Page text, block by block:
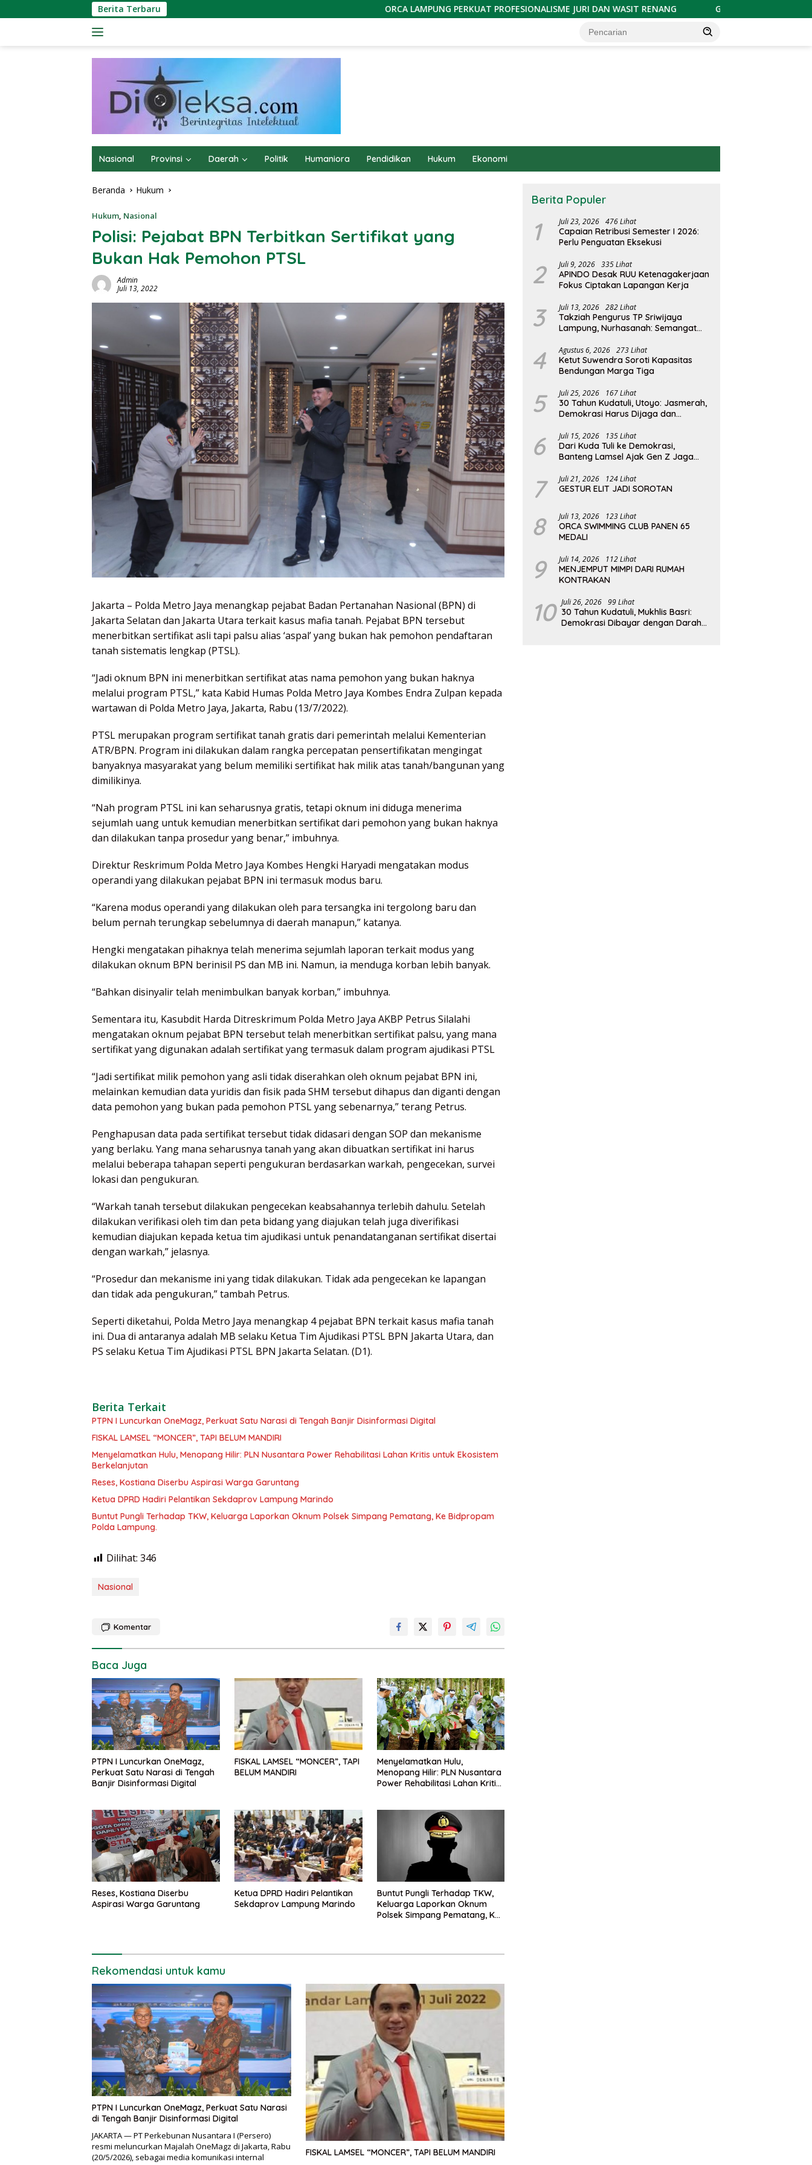
ke
Berita Terbaru ORCA LAMPUNG PERKUAT PROFESIONALISME JURI DAN WASIT RENANG GOLKAR GELAR FUN GAME DOMINO/
Nasional Provinsi Daerah Politik Humaniora Pendidikan Hukum Ekonomi
Beranda Hukum
Hukum, Nasional
Polisi: Pejabat BPN Terbitkan Sertifikat yang
Bukan Hak Pemohon PTSL
Admin
Juli 13, 2022
Jakarta – Polda Metro Jaya menangkap pejabat Badan Pertanahan Nasional (BPN) di
Jakarta Selatan dan Jakarta Utara terkait kasus mafia tanah. Pejabat BPN tersebut
menerbitkan sertifikat asli tapi palsu alias ‘aspal’ yang bukan hak pemohon pendaftaran
tanah sistematis lengkap (PTSL).
“Jadi oknum BPN ini menerbitkan sertifikat atas nama pemohon yang bukan haknya
melalui program PTSL,” kata Kabid Humas Polda Metro Jaya Kombes Endra Zulpan kepada
wartawan di Polda Metro Jaya, Jakarta, Rabu (13/7/2022).
PTSL merupakan program sertifikat tanah gratis dari pemerintah melalui Kementerian
ATR/BPN. Program ini dilakukan dalam rangka percepatan pensertifikatan mengingat
banyaknya masyarakat yang belum memiliki sertifikat hak milik atas tanah/bangunan yang
dimilikinya.
“Nah program PTSL ini kan seharusnya gratis, tetapi oknum ini diduga menerima
sejumlah uang untuk kemudian menerbitkan sertifikat dari pemohon yang bukan haknya
dan dilakukan tanpa prosedur yang benar,” imbuhnya.
Direktur Reskrimum Polda Metro Jaya Kombes Hengki Haryadi mengatakan modus
operandi yang dilakukan pejabat BPN ini termasuk modus baru.
“Karena modus operandi yang dilakukan oleh para tersangka ini tergolong baru dan
belum pernah terungkap sebelumnya di daerah manapun,” katanya.
Hengki mengatakan pihaknya telah menerima sejumlah laporan terkait modus yang
dilakukan oknum BPN berinisil PS dan MB ini. Namun, ia menduga korban lebih banyak.
“Bahkan disinyalir telah menimbulkan banyak korban,” imbuhnya.
Sementara itu, Kasubdit Harda Ditreskrimum Polda Metro Jaya AKBP Petrus Silalahi
mengatakan oknum pejabat BPN tersebut telah menerbitkan sertifikat palsu, yang mana
sertifikat yang digunakan adalah sertifikat yang termasuk dalam program ajudikasi PTSL
“Jadi sertifikat milik pemohon yang asli tidak diserahkan oleh oknum pejabat BPN ini,
melainkan kemudian data yuridis dan fisik pada SHM tersebut dihapus dan diganti dengan
data pemohon yang bukan pada pemohon PTSL yang sebenarnya,” terang Petrus.
Penghapusan data pada sertifikat tersebut tidak didasari dengan SOP dan mekanisme
yang berlaku. Yang mana seharusnya tanah yang akan dibuatkan sertifikat ini harus
melalui beberapa tahapan seperti pengukuran berdasarkan warkah, pengecekan, survei
lokasi dan pengukuran.
“Warkah tanah tersebut dilakukan pengecekan keabsahannya terlebih dahulu. Setelah
dilakukan verifikasi oleh tim dan peta bidang yang diajukan telah juga diverifikasi
kemudian diajukan kepada ketua tim ajudikasi untuk penandatanganan sertifikat disertai
dengan warkah,” jelasnya.
“Prosedur dan mekanisme ini yang tidak dilakukan. Tidak ada pengecekan ke lapangan
dan tidak ada pengukuran,” tambah Petrus.
Seperti diketahui, Polda Metro Jaya menangkap 4 pejabat BPN terkait kasus mafia tanah
ini. Dua di antaranya adalah MB selaku Ketua Tim Ajudikasi PTSL BPN Jakarta Utara, dan
PS selaku Ketua Tim Ajudikasi PTSL BPN Jakarta Selatan. (D1).
Berita Terkait
PTPN I Luncurkan OneMagz, Perkuat Satu Narasi di Tengah Banjir Disinformasi Digital
FISKAL LAMSEL “MONCER”, TAPI BELUM MANDIRI
Menyelamatkan Hulu, Menopang Hilir: PLN Nusantara Power Rehabilitasi Lahan Kritis untuk Ekosistem
Berkelanjutan
Reses, Kostiana Diserbu Aspirasi Warga Garuntang
Ketua DPRD Hadiri Pelantikan Sekdaprov Lampung Marindo
Buntut Pungli Terhadap TKW, Keluarga Laporkan Oknum Polsek Simpang Pematang, Ke Bidpropam
Polda Lampung.
Dilihat: 346
Nasional
Komentar
Baca Juga
PTPN I Luncurkan OneMagz,
Perkuat Satu Narasi di Tengah
Banjir Disinformasi Digital
FISKAL LAMSEL “MONCER”, TAPI
BELUM MANDIRI
Menyelamatkan Hulu,
Menopang Hilir: PLN Nusantara
Power Rehabilitasi Lahan Kritis
Reses, Kostiana Diserbu
Aspirasi Warga Garuntang
Ketua DPRD Hadiri Pelantikan
Sekdaprov Lampung Marindo
Buntut Pungli Terhadap TKW,
Keluarga Laporkan Oknum
Polsek Simpang Pematang, Ke
Rekomendasi untuk kamu
PTPN I Luncurkan OneMagz, Perkuat Satu Narasi
di Tengah Banjir Disinformasi Digital
JAKARTA — PT Perkebunan Nusantara I (Persero)
resmi meluncurkan Majalah OneMagz di Jakarta, Rabu
(20/5/2026), sebagai media komunikasi internal
FISKAL LAMSEL “MONCER”, TAPI BELUM MANDIRI
Berita Populer
1 Juli 23, 2026 476 Lihat
Capaian Retribusi Semester I 2026:
Perlu Penguatan Eksekusi
2 Juli 9, 2026 335 Lihat
APINDO Desak RUU Ketenagakerjaan
Fokus Ciptakan Lapangan Kerja
3 Juli 13, 2026 282 Lihat
Takziah Pengurus TP Sriwijaya
Lampung, Nurhasanah: Semangat
Andhawati Harus Terus Diteruskan
4 Agustus 6, 2026 273 Lihat
Ketut Suwendra Soroti Kapasitas
Bendungan Marga Tiga
5 Juli 25, 2026 167 Lihat
30 Tahun Kudatuli, Utoyo: Jasmerah,
Demokrasi Harus Dijaga dan
6 Juli 15, 2026 135 Lihat
Dari Kuda Tuli ke Demokrasi,
Banteng Lamsel Ajak Gen Z Jaga
7 Juli 21, 2026 124 Lihat
GESTUR ELIT JADI SOROTAN
8 Juli 13, 2026 123 Lihat
ORCA SWIMMING CLUB PANEN 65
MEDALI
9 Juli 14, 2026 112 Lihat
MENJEMPUT MIMPI DARI RUMAH
KONTRAKAN
10 Juli 26, 2026 99 Lihat
30 Tahun Kudatuli, Mukhlis Basri:
Demokrasi Dibayar dengan Darah